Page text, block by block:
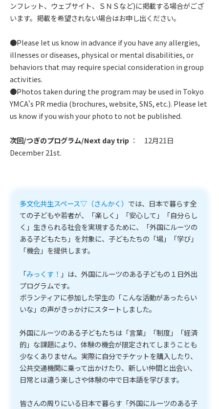
ンフレット、ウェブサイト、ＳＮＳなど)に掲載する場合がござ
います。掲載を希望されない場合はお申し出ください。
●Please let us know in advance if you have any allergies,
illnesses or diseases, physical or mental disabilities, or
behaviors that may require special consideration in group
activities.
●Photos taken during the program may be used in Tokyo
YMCA's PR media (brochures, website, SNS, etc.). Please let
us know if you wish your photo to not be published.
次回/つぎのプログラム/Next day trip ： 12月21日
December 21st.
多文化共生スペース▽（さんかく） では、日本で暮らす全
ての子どもや若者が、「楽しく」「安心して」「自分らし
く」生きられる社会を実現するために、「外国にルーツの
ある子どもたち」を対象に、子どもたちの「場」「学び」
「機会」を提供します。
「みっくす！ 」は、外国にルーツのある子どもの１日外出
プログラムです。
ボランティアに参加した学生の「こんな活動があったらい
いな」の声がきっかけにスタートしました。
外国にルーツのある子どもたちは「言葉」「制度」「経済
的」な課題により、体験の機会が限定されてしまうことも
少なくありません。実際に自分でチケットを購入したり、
公共交通機関に乗って出かけたり、新しい仲間と出会い、
日常とは違う楽しさや体験の中で日本語を学びます。
皆さんの周りにいる日本で暮らす「外国にルーツのある子